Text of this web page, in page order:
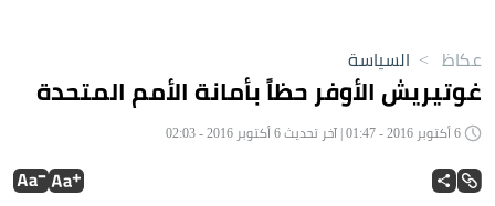
عكاظ > السياسة
غوتيريش الأوفر حظاً بأمانة الأمم المتحدة